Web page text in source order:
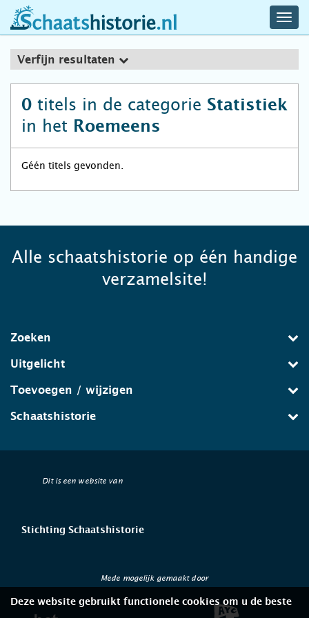
schaatshistorie.nl
Verfijn resultaten
0 titels in de categorie Statistiek
in het Roemeens
Géén titels gevonden.
Alle schaatshistorie op één handige
verzamelsite!
Zoeken
Uitgelicht
Toevoegen / wijzigen
Schaatshistorie
Dit is een website van
Stichting Schaatshistorie
Mede mogelijk gemaakt door
Deze website gebruikt functionele cookies om u de beste